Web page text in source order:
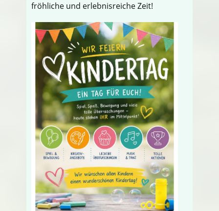
fröhliche und erlebnisreiche Zeit!